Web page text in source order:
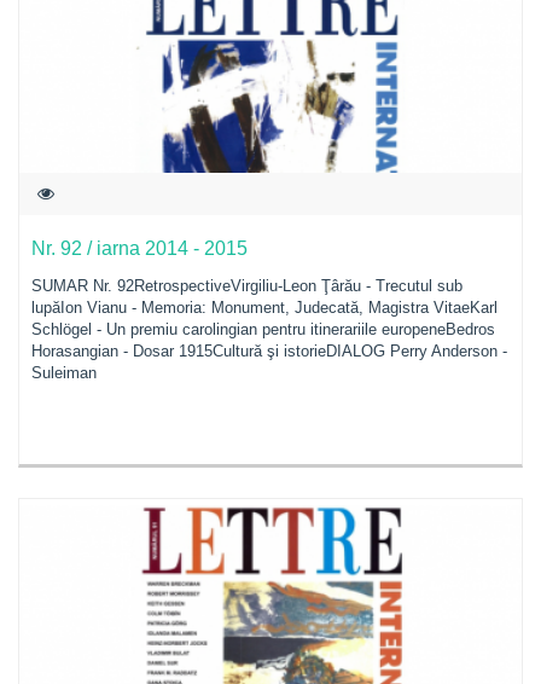
Nr. 92 / iarna 2014 - 2015
SUMAR Nr. 92RetrospectiveVirgiliu-Leon Ţârău - Trecutul sub
lupăIon Vianu - Memoria: Monument, Judecată, Magistra VitaeKarl
Schlögel - Un premiu carolingian pentru itinerariile europeneBedros
Horasangian - Dosar 1915Cultură şi istorieDIALOG Perry Anderson -
Suleiman